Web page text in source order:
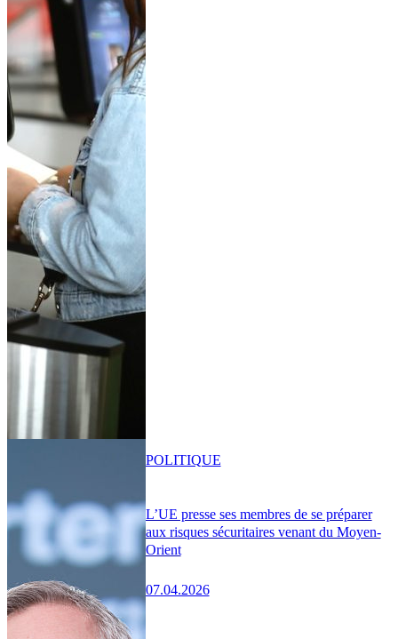
L’UE presse ses membres de se préparer
aux risques sécuritaires venant du Moyen-
Orient
07.04.2026
POLITIQUE